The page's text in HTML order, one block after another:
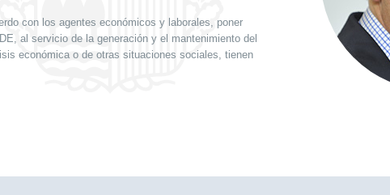
con los agentes económicos y laborales, poner
al servicio de la generación y el mantenimiento del
económica o de otras situaciones sociales, tienen